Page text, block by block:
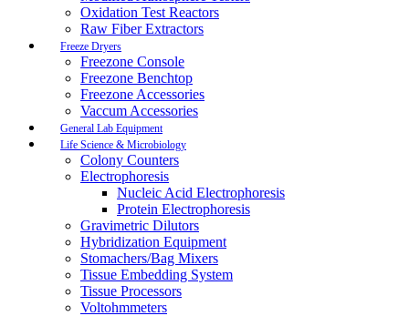
Oxidation Test Reactors
Raw Fiber Extractors
Freeze Dryers
Freezone Console
Freezone Benchtop
Freezone Accessories
Vaccum Accessories
General Lab Equipment
Life Science & Microbiology
Colony Counters
Electrophoresis
Nucleic Acid Electrophoresis
Protein Electrophoresis
Gravimetric Dilutors
Hybridization Equipment
Stomachers/Bag Mixers
Tissue Embedding System
Tissue Processors
Voltohmmeters